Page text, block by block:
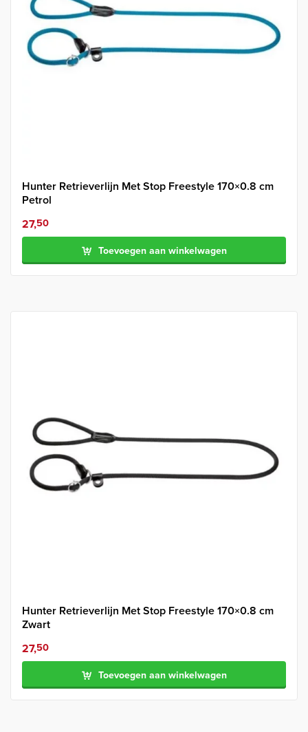
Hunter Retrieverlijn Met Stop Freestyle 170×0.8 cm
Petrol
27,50
Toevoegen aan winkelwagen
Hunter Retrieverlijn Met Stop Freestyle 170×0.8 cm
Zwart
27,50
Toevoegen aan winkelwagen